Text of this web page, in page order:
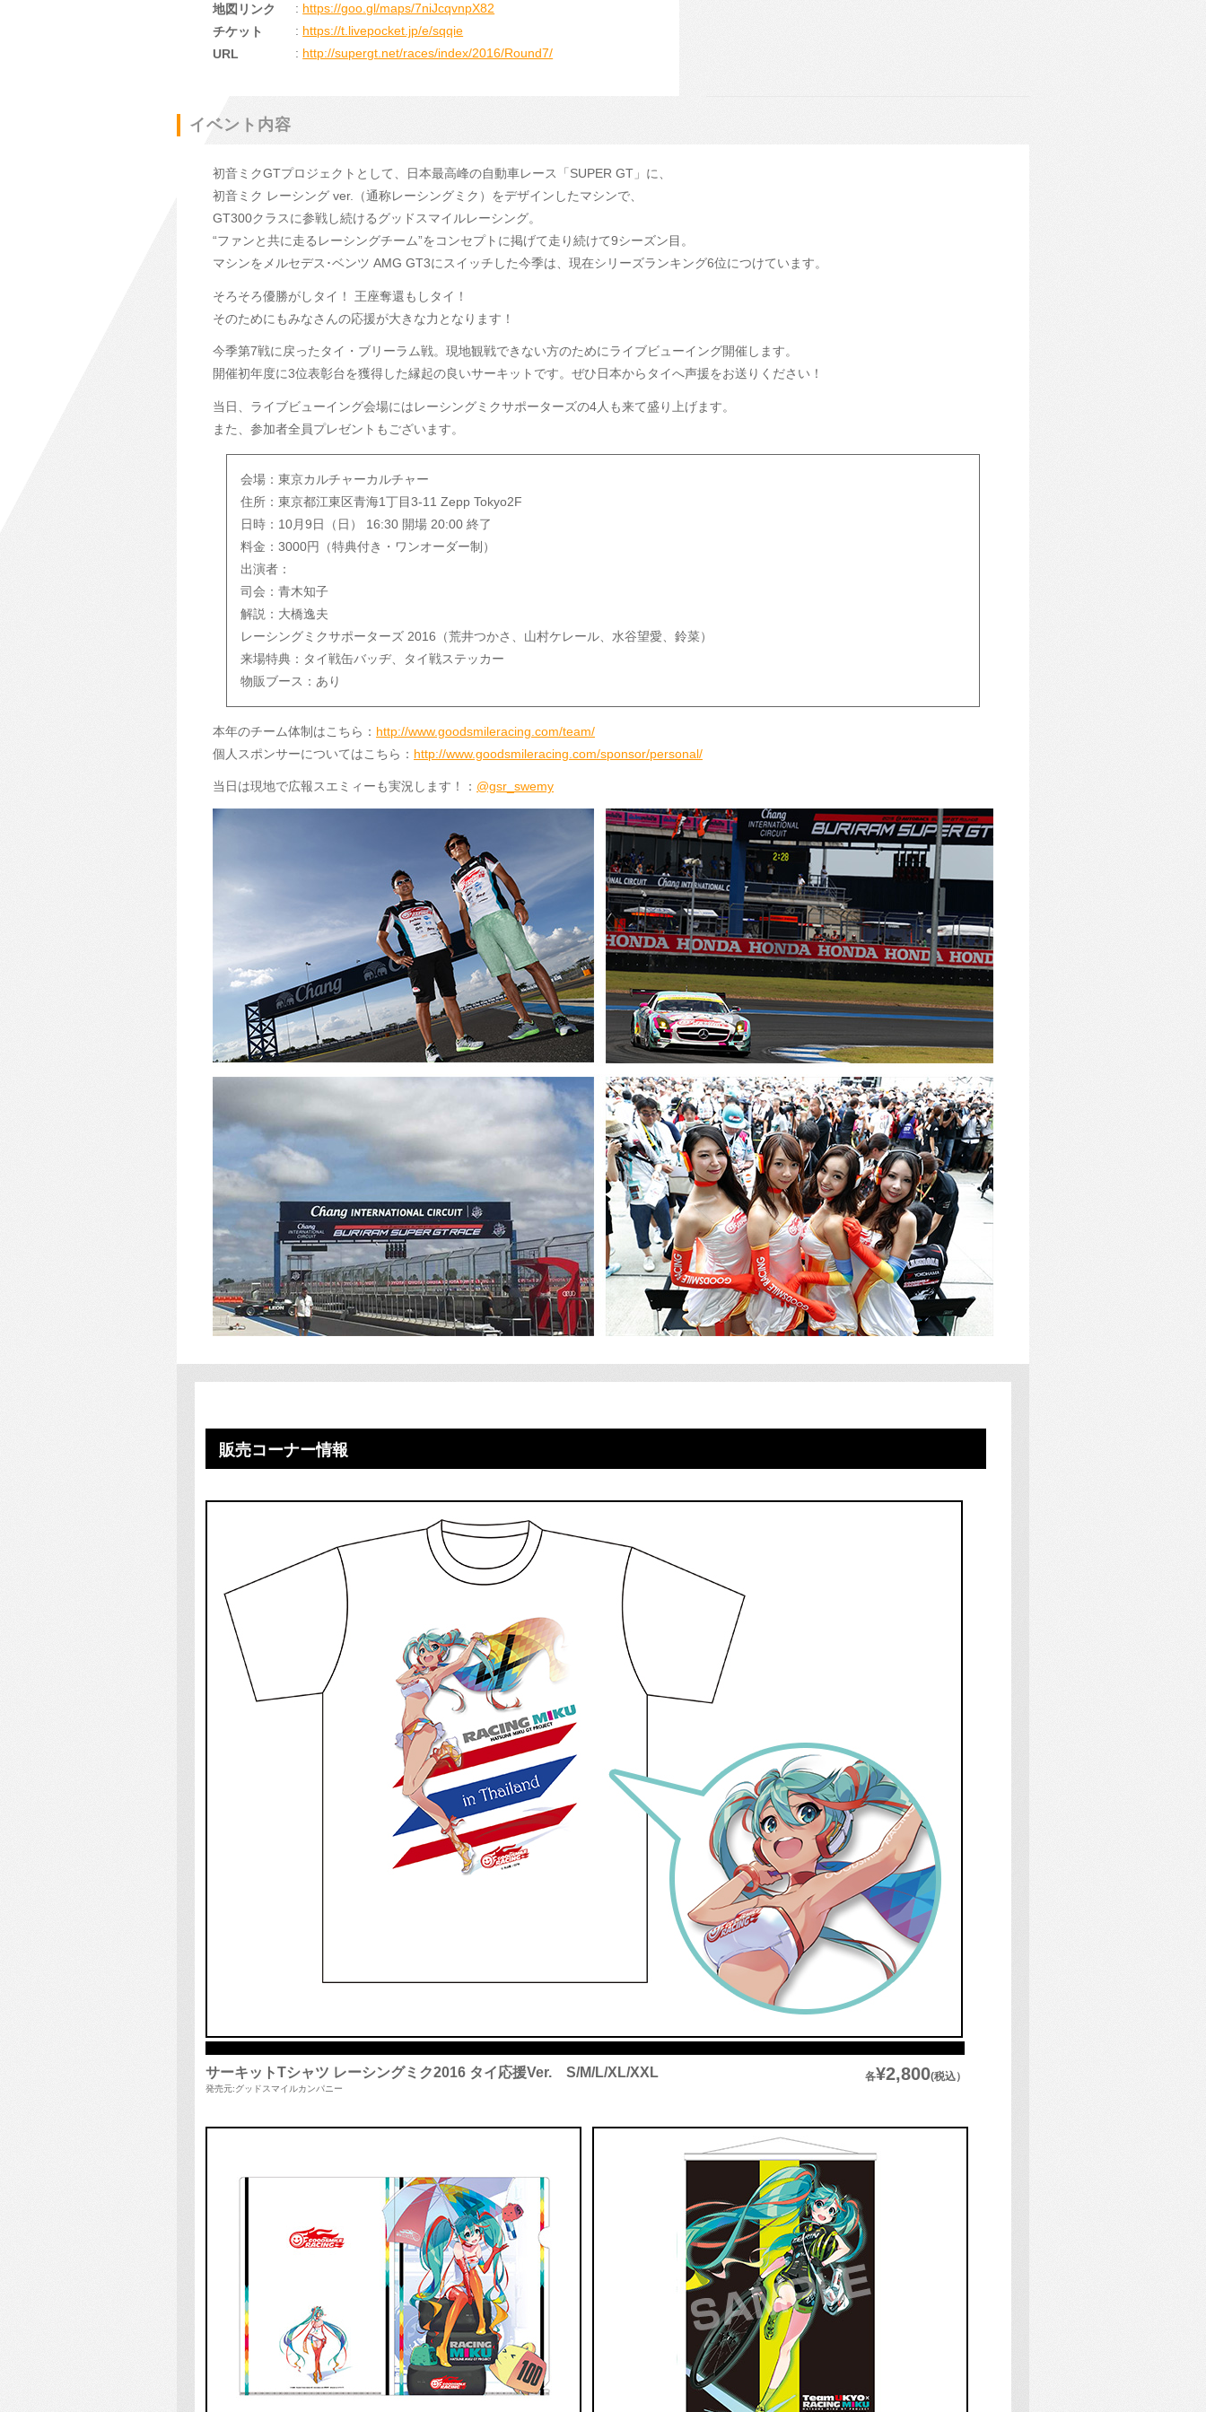
地図リンク : https://goo.gl/maps/7niJcqvnpX82
チケット
: https://t.livepocket.jp/e/sqqie
URL
: http://supergt.net/races/index/2016/Round7/
イベント内容
初音ミクGTプロジェクトとして、日本最高峰の自動車レース「SUPER GT」に、
初音ミク レーシング ver.（通称レーシングミク）をデザインしたマシンで、
GT300クラスに参戦し続けるグッドスマイルレーシング。
“ファンと共に走るレーシングチーム”をコンセプトに掲げて走り続けて9シーズン目。
マシンをメルセデス･ベンツ AMG GT3にスイッチした今季は、現在シリーズランキング6位につけています。
そろそろ優勝がしタイ！ 王座奪還もしタイ！
そのためにもみなさんの応援が大きな力となります！
今季第7戦に戻ったタイ・ブリーラム戦。現地観戦できない方のためにライブビューイング開催します。
開催初年度に3位表彰台を獲得した縁起の良いサーキットです。ぜひ日本からタイへ声援をお送りください！
当日、ライブビューイング会場にはレーシングミクサポーターズの4人も来て盛り上げます。
また、参加者全員プレゼントもございます。
会場：東京カルチャーカルチャー
住所：東京都江東区青海1丁目3-11 Zepp Tokyo2F
日時：10月9日（日） 16:30 開場 20:00 終了
料金：3000円（特典付き・ワンオーダー制）
出演者：
司会：青木知子
解説：大橋逸夫
レーシングミクサポーターズ 2016（荒井つかさ、山村ケレール、水谷望愛、鈴菜）
来場特典：タイ戦缶バッヂ、タイ戦ステッカー
物販ブース：あり
本年のチーム体制はこちら： http://www.goodsmileracing.com/team/
個人スポンサーについてはこちら： http://www.goodsmileracing.com/sponsor/personal/
当日は現地で広報スエミィーも実況します！： @gsr_swemy